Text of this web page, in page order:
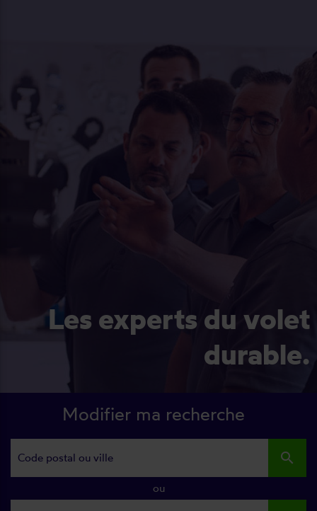
Les experts du volet
durable.
Modifier ma recherche
search
ou